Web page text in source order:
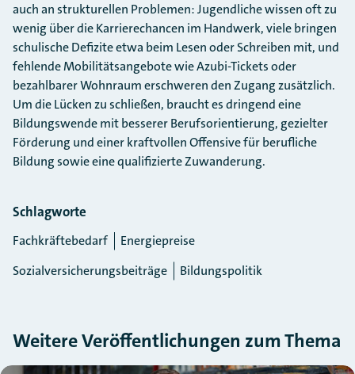
auch an strukturellen Problemen: Jugendliche wissen oft zu
wenig über die Karrierechancen im Handwerk, viele bringen
schulische Defizite etwa beim Lesen oder Schreiben mit, und
fehlende Mobilitätsangebote wie Azubi-Tickets oder
bezahlbarer Wohnraum erschweren den Zugang zusätzlich.
Um die Lücken zu schließen, braucht es dringend eine
Bildungswende mit besserer Berufsorientierung, gezielter
Förderung und einer kraftvollen Offensive für berufliche
Bildung sowie eine qualifizierte Zuwanderung.
Schlagworte
Fachkräftebedarf
Energiepreise
Sozialversicherungsbeiträge
Bildungspolitik
Weitere Veröffentlichungen zum Thema